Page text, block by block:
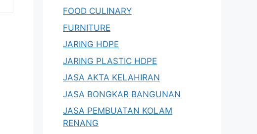
FOOD CULINARY
FURNITURE
JARING HDPE
JARING PLASTIC HDPE
JASA AKTA KELAHIRAN
JASA BONGKAR BANGUNAN
JASA PEMBUATAN KOLAM
RENANG